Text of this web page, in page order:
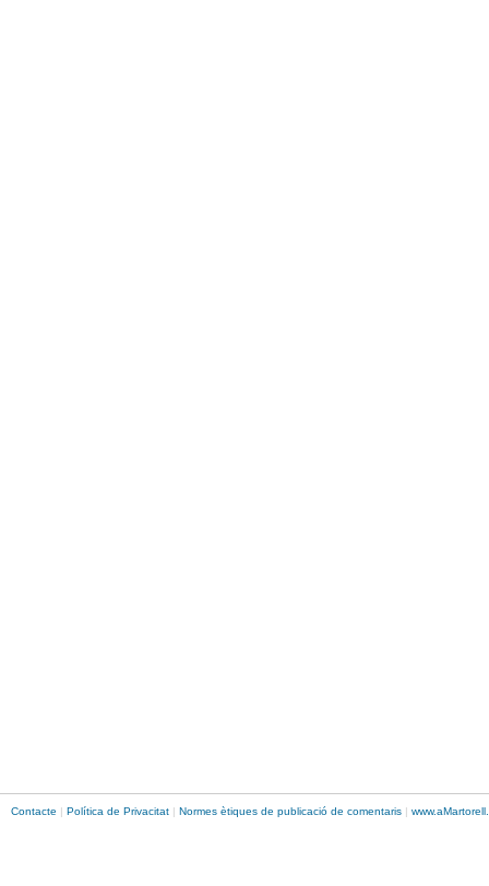
Contacte | Política de Privacitat | Normes ètiques de publicació de comentaris | www.aMartorell